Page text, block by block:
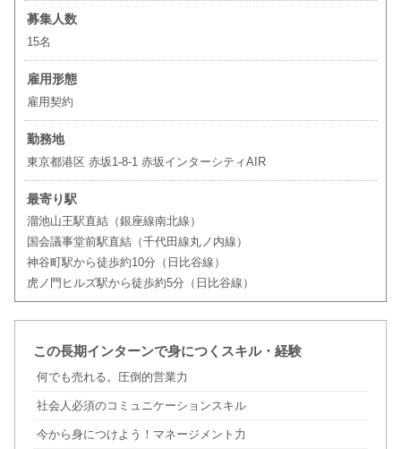
募集人数
15名
雇用形態
雇用契約
勤務地
東京都港区 赤坂1-8-1 赤坂インターシティAIR
最寄り駅
溜池山王駅直結（銀座線南北線）
国会議事堂前駅直結（千代田線丸ノ内線）
神谷町駅から徒歩約10分（日比谷線）
虎ノ門ヒルズ駅から徒歩約5分（日比谷線）
この長期インターンで身につくスキル・経験
何でも売れる。圧倒的営業力
社会人必須のコミュニケーションスキル
今から身につけよう！マネージメント力